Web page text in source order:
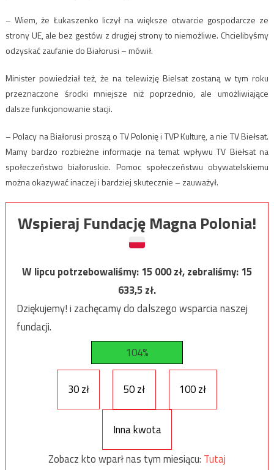
– Wiem, że Łukaszenko liczył na większe otwarcie gospodarcze ze
strony UE, ale bez gestów z drugiej strony to niemożliwe. Chcielibyśmy
odzyskać zaufanie do Białorusi – mówił.
Minister powiedział też, że na telewizję Bielsat zostaną w tym roku
przeznaczone środki mniejsze niż poprzednio, ale umożliwiające
dalsze funkcjonowanie stacji.
– Polacy na Białorusi proszą o TV Polonię i TVP Kulturę, a nie TV Biełsat.
Mamy bardzo rozbieżne informacje na temat wpływu TV Biełsat na
społeczeństwo białoruskie. Pomoc społeczeństwu obywatelskiemu
można okazywać inaczej i bardziej skutecznie – zauważył.
Wspieraj Fundację Magna Polonia!
W lipcu potrzebowaliśmy:15 000zł, zebraliśmy:15
633,5zł.
Dziękujemy! i zachęcamy do dalszego wsparcia naszej
fundacji.
104%
30 zł 50 zł 100 zł
Inna kwota
Zobacz kto wparł nas tym miesiącu: Tutaj